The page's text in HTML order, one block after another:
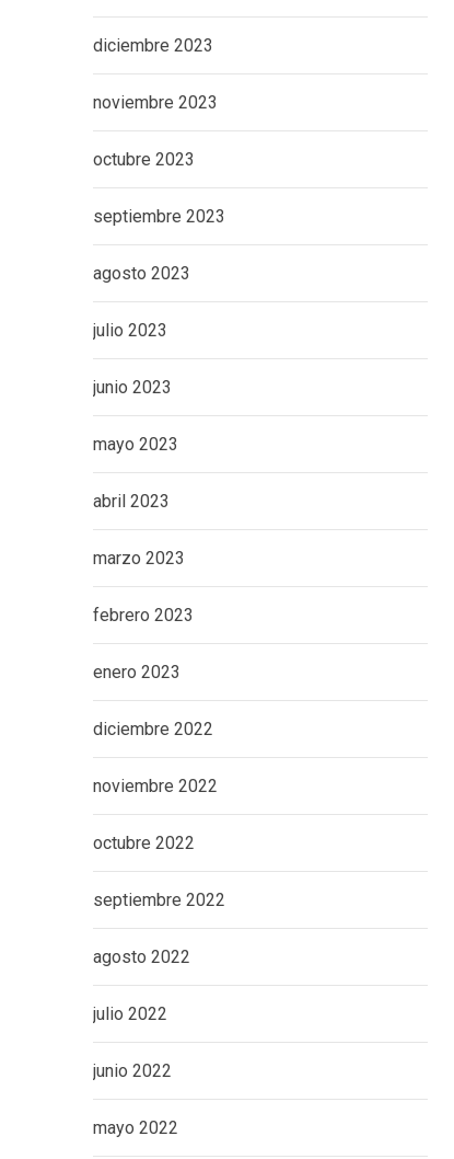
diciembre 2023
noviembre 2023
octubre 2023
septiembre 2023
agosto 2023
julio 2023
junio 2023
mayo 2023
abril 2023
marzo 2023
febrero 2023
enero 2023
diciembre 2022
noviembre 2022
octubre 2022
septiembre 2022
agosto 2022
julio 2022
junio 2022
mayo 2022